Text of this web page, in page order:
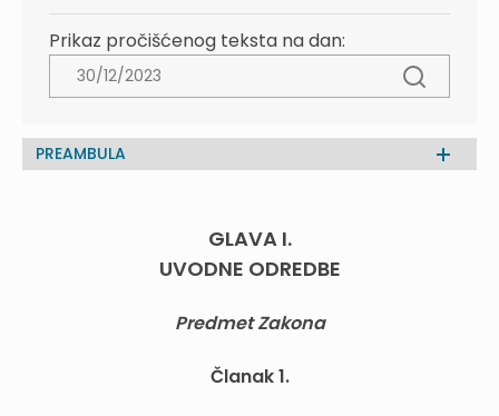
Prikaz pročišćenog teksta na dan:
PREAMBULA
GLAVA I.
UVODNE ODREDBE
Predmet Zakona
Članak 1.